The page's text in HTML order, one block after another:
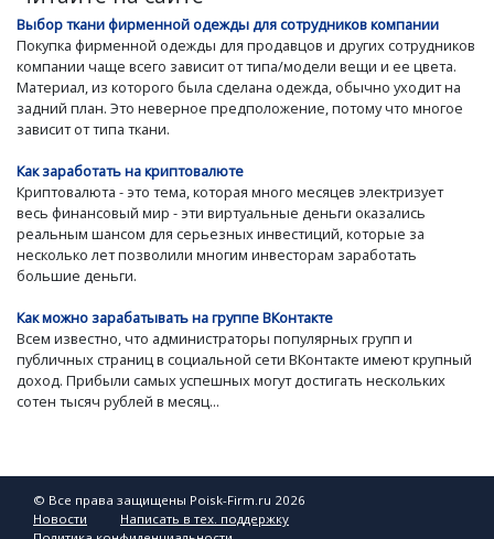
Выбор ткани фирменной одежды для сотрудников компании
Покупка фирменной одежды для продавцов и других сотрудников
компании чаще всего зависит от типа/модели вещи и ее цвета.
Материал, из которого была сделана одежда, обычно уходит на
задний план. Это неверное предположение, потому что многое
зависит от типа ткани.
Как заработать на криптовалюте
Криптовалюта - это тема, которая много месяцев электризует
весь финансовый мир - эти виртуальные деньги оказались
реальным шансом для серьезных инвестиций, которые за
несколько лет позволили многим инвесторам заработать
большие деньги.
Как можно зарабатывать на группе ВКонтакте
Всем известно, что администраторы популярных групп и
публичных страниц в социальной сети ВКонтакте имеют крупный
доход. Прибыли самых успешных могут достигать нескольких
сотен тысяч рублей в месяц...
© Все права защищены Poisk-Firm.ru 2026
Новости
Написать в тех. поддержку